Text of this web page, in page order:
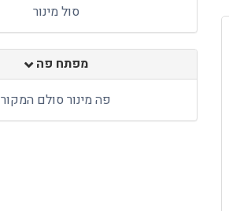
סול מינור
מפתח פה
פה מינור סולם המקור